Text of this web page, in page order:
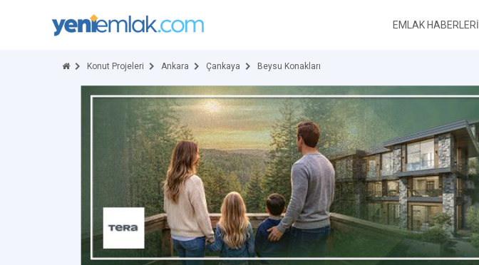
EMLAK HABERLERİ
Konut Projeleri Ankara Çankaya Beysu Konakları